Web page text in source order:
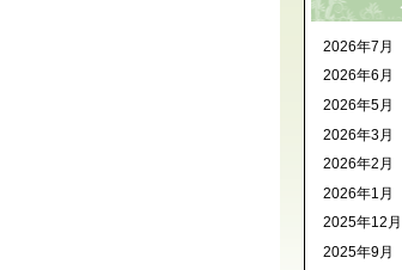
2026年7月
2026年6月
2026年5月
2026年3月
2026年2月
2026年1月
2025年12月
2025年9月